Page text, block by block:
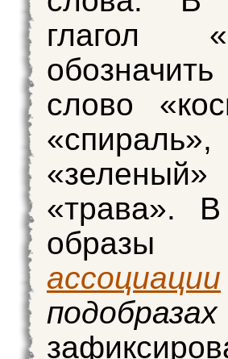
глагол
слово
«трава».
ассоциации